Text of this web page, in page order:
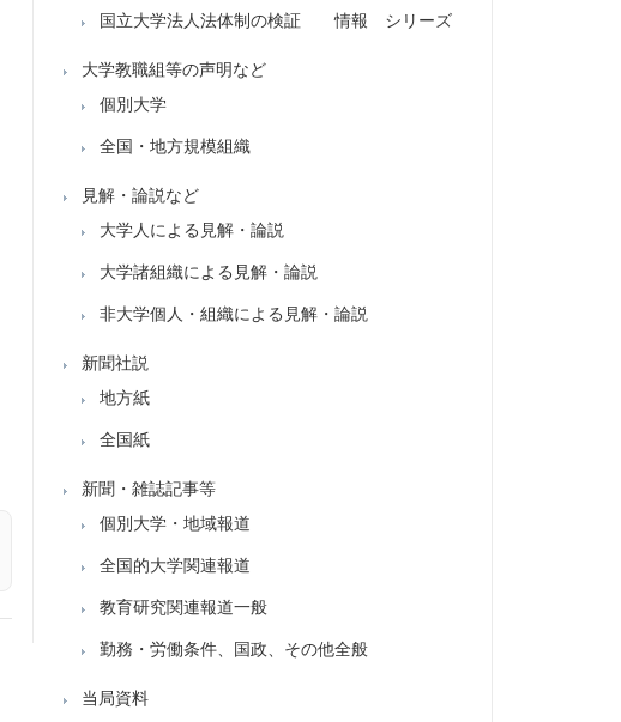
国立大学法人法体制の検証 情報 シリーズ
大学教職組等の声明など
個別大学
全国・地方規模組織
見解・論説など
大学人による見解・論説
大学諸組織による見解・論説
非大学個人・組織による見解・論説
新聞社説
地方紙
全国紙
新聞・雑誌記事等
個別大学・地域報道
全国的大学関連報道
教育研究関連報道一般
勤務・労働条件、国政、その他全般
当局資料